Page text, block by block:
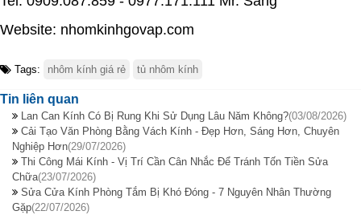
Website: nhomkinhgovap.com
Tags: nhôm kính giá rẻ tủ nhôm kính
Tin liên quan
Lan Can Kính Có Bị Rung Khi Sử Dụng Lâu Năm Không?(03/08/2026)
Cải Tạo Văn Phòng Bằng Vách Kính - Đẹp Hơn, Sáng Hơn, Chuyên
Nghiệp Hơn(29/07/2026)
Thi Công Mái Kính - Vị Trí Cần Cân Nhắc Để Tránh Tốn Tiền Sửa
Chữa(23/07/2026)
Sửa Cửa Kính Phòng Tắm Bị Khó Đóng - 7 Nguyên Nhân Thường
Gặp(22/07/2026)